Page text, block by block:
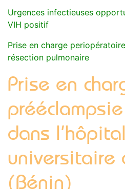
Urgences infectieuses
VIH positif
Prise en charge
résection pulmonaire
Prise en
dans l’hôpital
universitaire
(Bénin)